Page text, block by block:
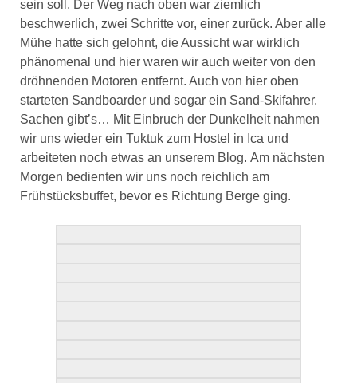
sein soll. Der Weg nach oben war ziemlich
beschwerlich, zwei Schritte vor, einer zurück. Aber alle
Mühe hatte sich gelohnt, die Aussicht war wirklich
phänomenal und hier waren wir auch weiter von den
dröhnenden Motoren entfernt. Auch von hier oben
starteten Sandboarder und sogar ein Sand-Skifahrer.
Sachen gibt’s… Mit Einbruch der Dunkelheit nahmen
wir uns wieder ein Tuktuk zum Hostel in Ica und
arbeiteten noch etwas an unserem Blog. Am nächsten
Morgen bedienten wir uns noch reichlich am
Frühstücksbuffet, bevor es Richtung Berge ging.